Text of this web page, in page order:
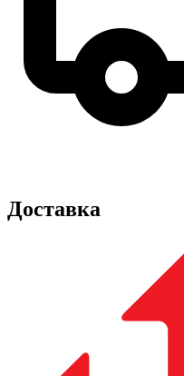
Доставка